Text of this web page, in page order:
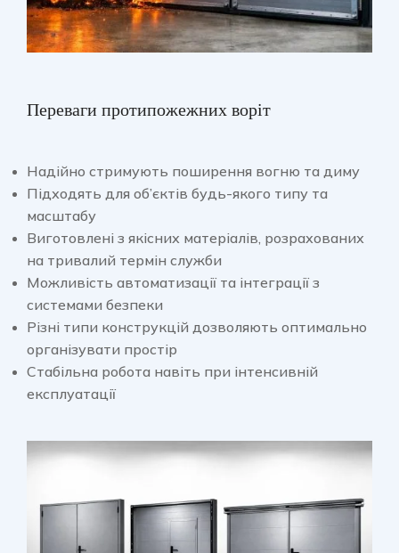
Переваги протипожежних воріт
Надійно стримують поширення вогню та диму
Підходять для об’єктів будь-якого типу та
масштабу
Виготовлені з якісних матеріалів, розрахованих
на тривалий термін служби
Можливість автоматизації та інтеграції з
системами безпеки
Різні типи конструкцій дозволяють оптимально
організувати простір
Стабільна робота навіть при інтенсивній
експлуатації